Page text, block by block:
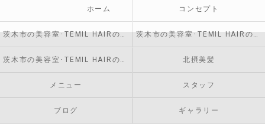
ホーム コンセプト
茨木市の美容室･TEMIL HAIRのお客様の声 茨木市の美容室･TEMIL HAIRの口コミ情報
茨木市の美容室･TEMIL HAIRの評判 北摂美髪
メニュー スタッフ
ブログ ギャラリー